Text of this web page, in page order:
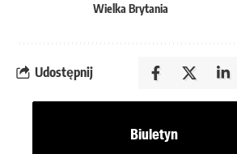
Wielka Brytania
Udostępnij
Biuletyn